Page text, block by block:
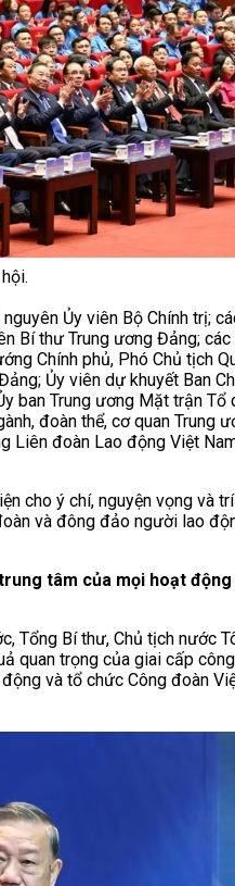
Ủy viên Bộ Chính trị;
Bí thư Trung ương Đảng;
Chính phủ, Phó Chủ tịch
Ủy viên dự khuyết Ban
ban Trung ương Mặt trận Tổ
đoàn thể, cơ quan Trung
Liên đoàn Lao động Việt
cho ý chí, nguyện vọng và
và đông đảo người lao
tâm của mọi hoạt
Tổng Bí thư, Chủ tịch nước
quan trọng của giai cấp
và tổ chức Công đoàn